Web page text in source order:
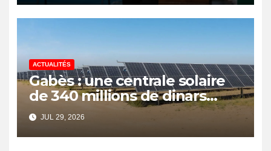
ACTUALITÉS
Gabès : une centrale solaire
de 340 millions de dinars
pour renforcer la transition
énergétique et créer 400
emplois
JUL 29, 2026